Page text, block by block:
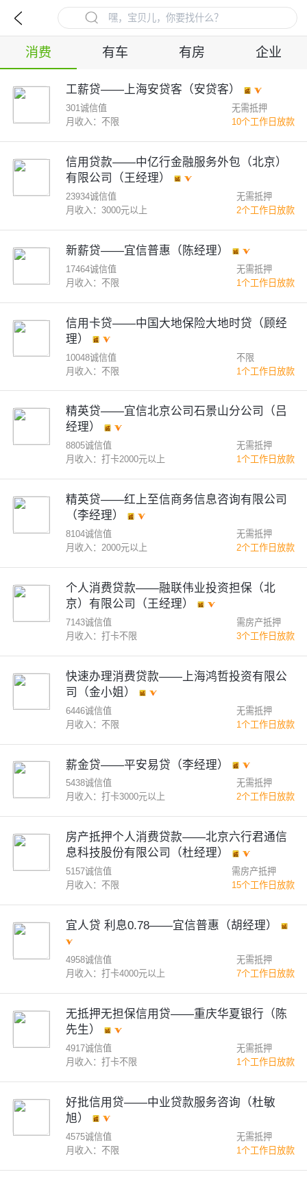
消费 有车 有房 企业
工薪贷——上海安贷客（安贷客）
301诚信值
月收入：不限
无需抵押
10个工作日放款
信用贷款——中亿行金融服务外包（北京）
有限公司（王经理）
23934诚信值
月收入：3000元以上
无需抵押
2个工作日放款
新薪贷——宜信普惠（陈经理）
17464诚信值
月收入：不限
无需抵押
1个工作日放款
信用卡贷——中国大地保险大地时贷（顾经
理）
10048诚信值
月收入：不限
不限
1个工作日放款
精英贷——宜信北京公司石景山分公司（吕
经理）
8805诚信值
月收入：打卡2000元以上
无需抵押
1个工作日放款
精英贷——红上至信商务信息咨询有限公司
（李经理）
8104诚信值
月收入：2000元以上
无需抵押
2个工作日放款
个人消费贷款——融联伟业投资担保（北
京）有限公司（王经理）
7143诚信值
月收入：打卡不限
需房产抵押
3个工作日放款
快速办理消费贷款——上海鸿哲投资有限公
司（金小姐）
6446诚信值
月收入：不限
无需抵押
1个工作日放款
薪金贷——平安易贷（李经理）
5438诚信值
月收入：打卡3000元以上
无需抵押
2个工作日放款
房产抵押个人消费贷款——北京六行君通信
息科技股份有限公司（杜经理）
5157诚信值
月收入：不限
需房产抵押
15个工作日放款
宜人贷 利息0.78——宜信普惠（胡经理）
4958诚信值
月收入：打卡4000元以上
无需抵押
7个工作日放款
无抵押无担保信用贷——重庆华夏银行（陈
先生）
4917诚信值
月收入：打卡不限
无需抵押
1个工作日放款
好批信用贷——中业贷款服务咨询（杜敏
旭）
4575诚信值
月收入：不限
无需抵押
1个工作日放款